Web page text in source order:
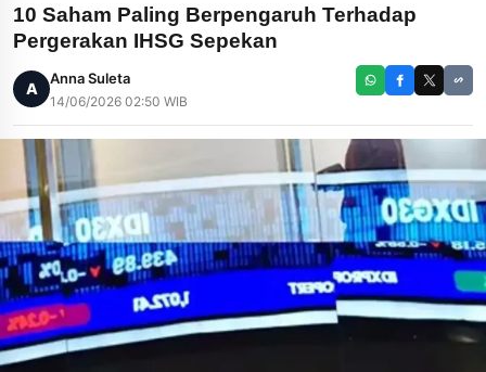
10 Saham Paling Berpengaruh Terhadap
Pergerakan IHSG Sepekan
A
Anna Suleta
14/06/2026 02:50 WIB